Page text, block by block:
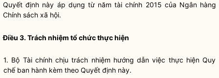
Quyết định này áp dụng từ năm tài chính 2015 của Ngân hàng
Chính sách xã hội.
Điều 3. Trách nhiệm tổ chức thực hiện
1. Bộ Tài chính chịu trách nhiệm hướng dẫn việc thực hiện Quy
chếban hành kèm theo Quyết định này.